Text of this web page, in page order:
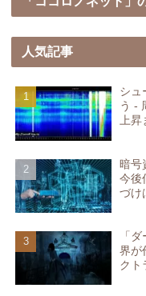
人気記事
シュ
う -
上
暗号
今後
づけ
「
界が
クト